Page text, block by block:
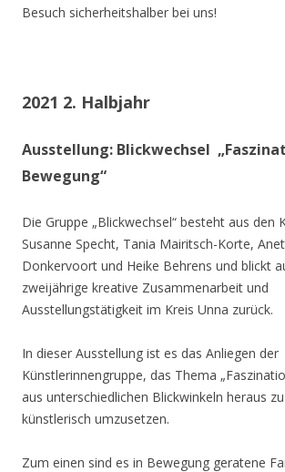
Besuch sicherheitshalber bei uns!
2021 2. Halbjahr
Ausstellung: Blickwechsel
Bewegung“
Die Gruppe „Blickwechsel“ besteht aus den
Susanne Specht, Tania Mairitsch-Korte,
Donkervoort und Heike Behrens und blickt
zweijährige kreative Zusammenarbeit und
Ausstellungstätigkeit im Kreis Unna zurück.
In dieser Ausstellung ist es das Anliegen der
Künstlerinnengruppe, das Thema
aus unterschiedlichen Blickwinkeln heraus
künstlerisch umzusetzen.
Zum einen sind es in Bewegung geratene